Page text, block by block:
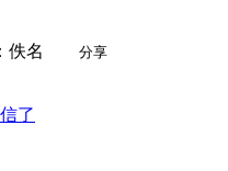
：佚名 分享
了